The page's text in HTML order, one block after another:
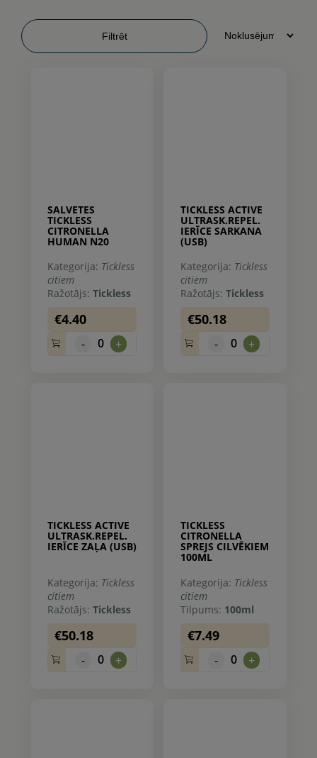
Filtrēt
SALVETES
TICKLESS
CITRONELLA
HUMAN N20
Kategorija: Tickless
citiem
Ražotājs: Tickless
€4.40
- 0 +
TICKLESS ACTIVE
ULTRASK.REPEL.
IERĪCE SARKANA
(USB)
Kategorija: Tickless
citiem
Ražotājs: Tickless
€50.18
- 0 +
TICKLESS ACTIVE
ULTRASK.REPEL.
IERĪCE ZAĻA (USB)
Kategorija: Tickless
citiem
Ražotājs: Tickless
€50.18
- 0 +
TICKLESS
CITRONELLA
SPREJS CILVĒKIEM
100ML
Kategorija: Tickless
citiem
Tilpums: 100ml
€7.49
- 0 +